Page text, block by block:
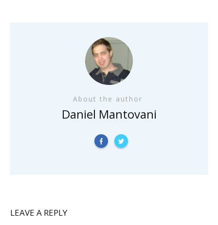
About the author
Daniel Mantovani
LEAVE A REPLY